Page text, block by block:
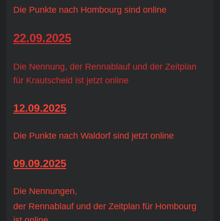
Die Punkte nach Hombourg sind online
22.09.2025
Die Nennung, der Rennablauf und der Zeitplan
für Krautscheid ist jetzt online
12.09.2025
Die Punkte nach Waldorf sind jetzt online
09.09.2025
Die Nennungen,
der Rennablauf und der Zeitplan für Hombourg